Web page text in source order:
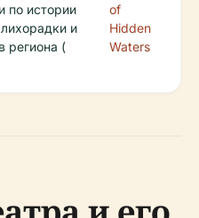
по истории
и
региона (
of
Hidden
Waters